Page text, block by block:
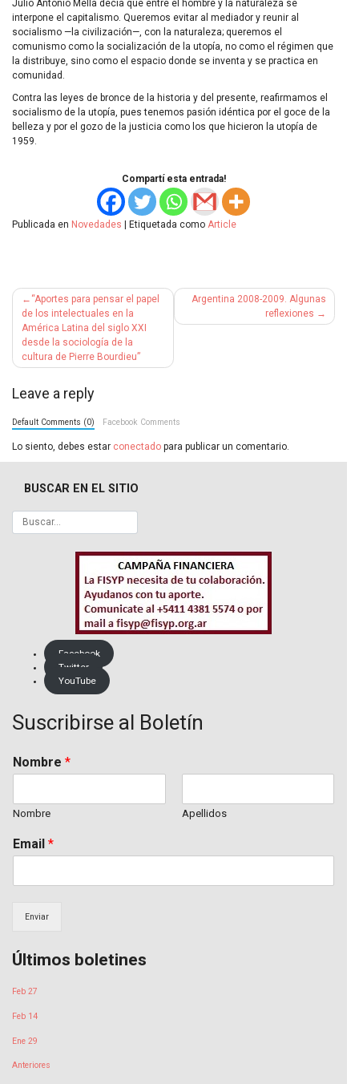
Julio Antonio Mella decía que entre el hombre y la naturaleza se
interpone el capitalismo. Queremos evitar al mediador y reunir al
socialismo —la civilización—, con la naturaleza; queremos el
comunismo como la socialización de la utopía, no como el régimen que
la distribuye, sino como el espacio donde se inventa y se practica en
comunidad.
Contra las leyes de bronce de la historia y del presente, reafirmamos el
socialismo de la utopía, pues tenemos pasión idéntica por el goce de la
belleza y por el gozo de la justicia como los que hicieron la utopía de
1959.
Compartí esta entrada!
Publicada en Novedades | Etiquetada como Article
Navegación
de
entradas
“Aportes para pensar el papel
de los intelectuales en la
América Latina del siglo XXI
desde la sociología de la
cultura de Pierre Bourdieu”
Argentina 2008-2009. Algunas
reflexiones
Leave a reply
Default Comments (0) Facebook Comments
Lo siento, debes estar conectado para publicar un comentario.
BUSCAR EN EL SITIO
Facebook
Twitter
YouTube
Suscribirse al Boletín
Nombre *
Nombre Apellidos
Email *
Enviar
Últimos boletines
Feb 27
Feb 14
Ene 29
Anteriores